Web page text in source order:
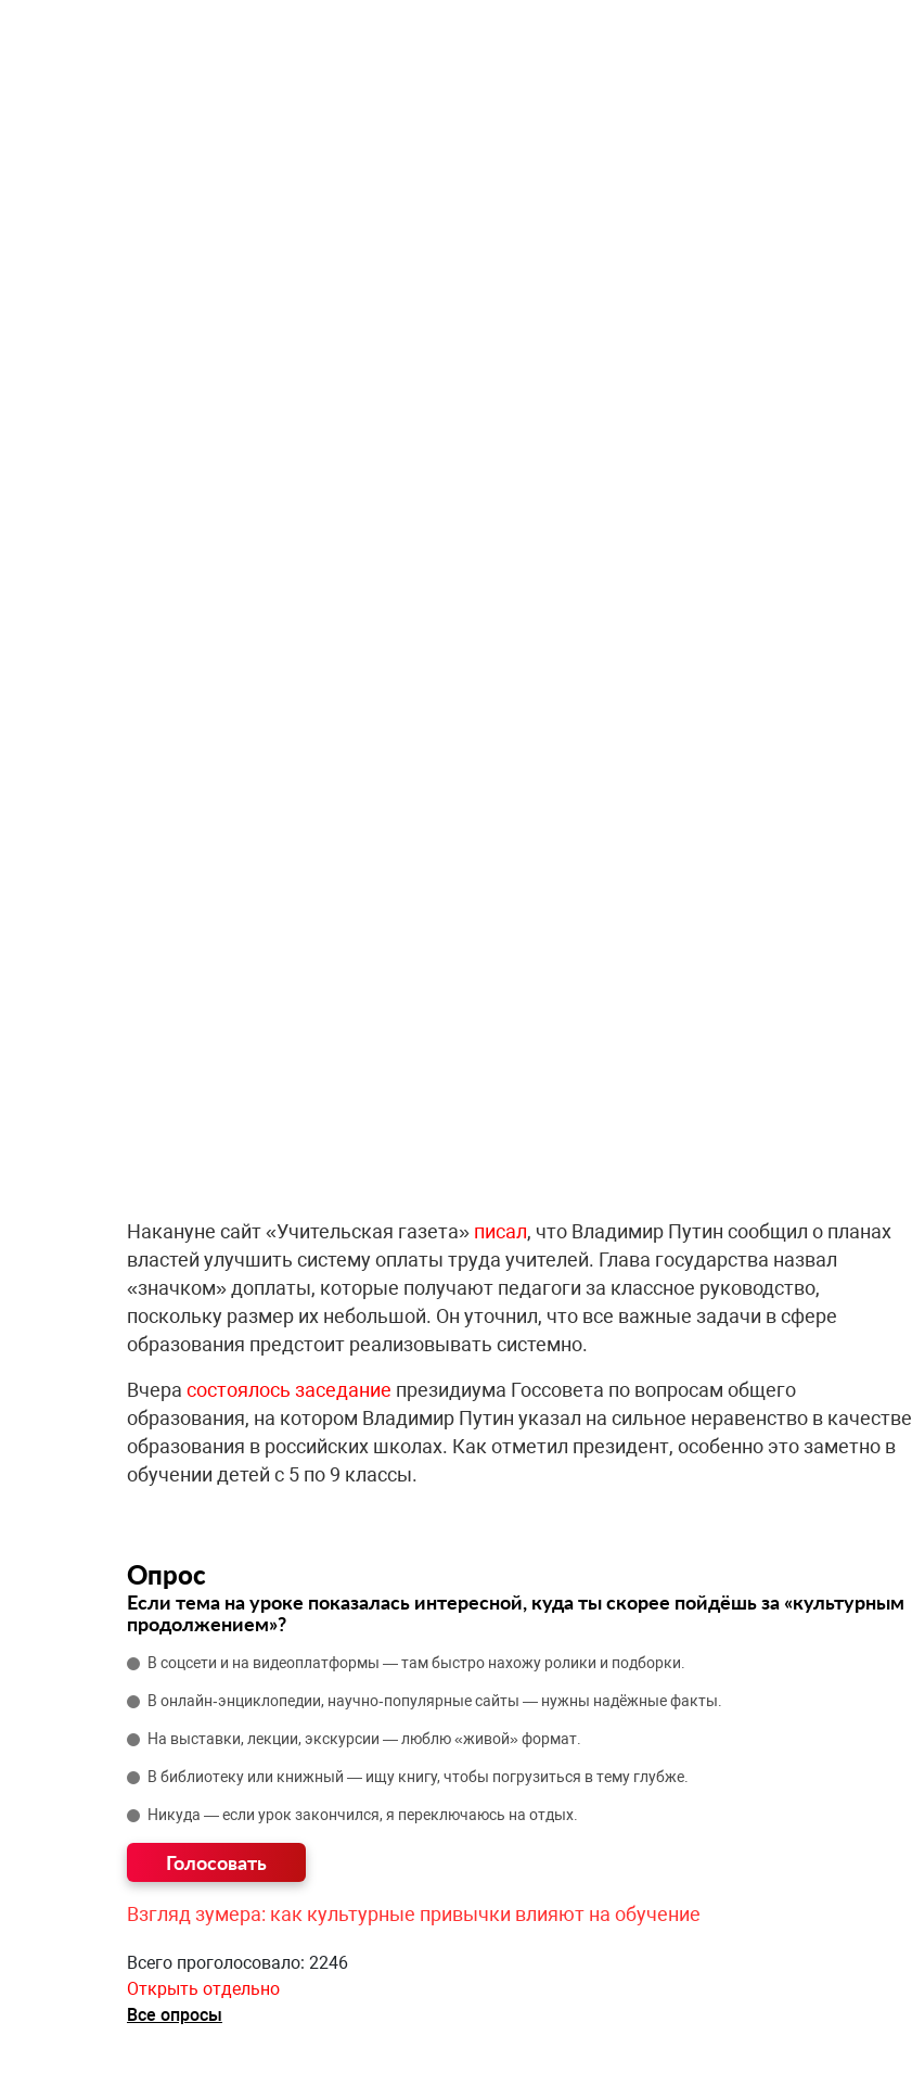
Накануне сайт «Учительская газета» писал, что Владимир Путин сообщил о планах
властей улучшить систему оплаты труда учителей. Глава государства назвал
«значком» доплаты, которые получают педагоги за классное руководство,
поскольку размер их небольшой. Он уточнил, что все важные задачи в сфере
образования предстоит реализовывать системно.
Вчера состоялось заседание президиума Госсовета по вопросам общего
образования, на котором Владимир Путин указал на сильное неравенство в качестве
образования в российских школах. Как отметил президент, особенно это заметно в
обучении детей с 5 по 9 классы.
Опрос
Если тема на уроке показалась интересной, куда ты скорее пойдёшь за «культурным
продолжением»?
В соцсети и на видеоплатформы — там быстро нахожу ролики и подборки.
В онлайн‑энциклопедии, научно‑популярные сайты — нужны надёжные факты.
На выставки, лекции, экскурсии — люблю «живой» формат.
В библиотеку или книжный — ищу книгу, чтобы погрузиться в тему глубже.
Никуда — если урок закончился, я переключаюсь на отдых.
Взгляд зумера: как культурные привычки влияют на обучение
Всего проголосовало: 2246
Открыть отдельно
Все опросы